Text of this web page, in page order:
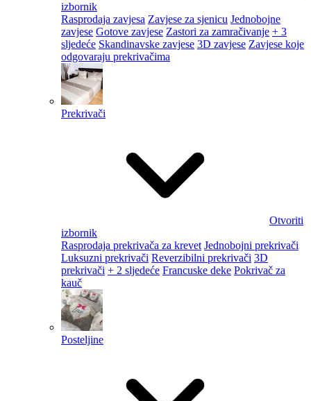
izbornik
Rasprodaja zavjesa Zavjese za sjenicu Jednobojne
zavjese Gotove zavjese Zastori za zamračivanje + 3
sljedeće Skandinavske zavjese 3D zavjese Zavjese koje
odgovaraju prekrivačima
Prekrivači
Otvoriti
izbornik
Rasprodaja prekrivača za krevet Jednobojni prekrivači
Luksuzni prekrivači Reverzibilni prekrivači 3D
prekrivači + 2 sljedeće Francuske deke Pokrivač za
kauč
Posteljine